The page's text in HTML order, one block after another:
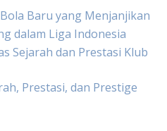
Baru yang Menjanjikan
dalam Liga Indonesia
Sejarah dan Prestasi Klub
Prestasi, dan Prestige